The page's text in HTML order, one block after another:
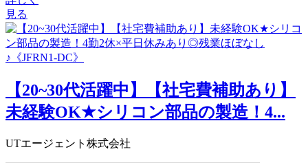
見る
【20~30代活躍中】【社宅費補助あり】
未経験OK★シリコン部品の製造！4...
UTエージェント株式会社